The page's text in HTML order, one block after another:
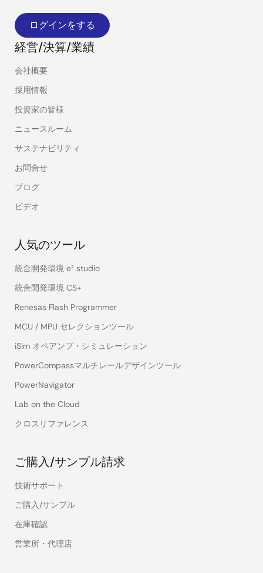
ログインをする
経営/決算/業績
会社概要
採用情報
投資家の皆様
ニュースルーム
サステナビリティ
お問合せ
ブログ
ビデオ
人気のツール
統合開発環境 e² studio
統合開発環境 CS+
Renesas Flash Programmer
MCU / MPU セレクションツール
iSim オペアンプ・シミュレーション
PowerCompassマルチレールデザインツール
PowerNavigator
Lab on the Cloud
クロスリファレンス
ご購入/サンプル請求
技術サポート
ご購入/サンプル
在庫確認
営業所・代理店